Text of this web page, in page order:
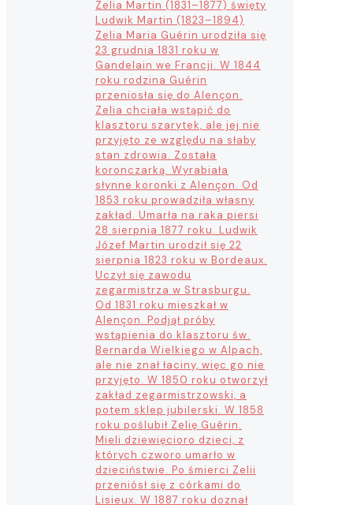
Zelia Martin (1831–1877) święty
Ludwik Martin (1823–1894)
Zelia Maria Guérin urodziła się
23 grudnia 1831 roku w
Gandelain we Francji. W 1844
roku rodzina Guérin
przeniosła się do Alençon.
Zelia chciała wstąpić do
klasztoru szarytek, ale jej nie
przyjęto ze względu na słaby
stan zdrowia. Została
koronczarką. Wyrabiała
słynne koronki z Alençon. Od
1853 roku prowadziła własny
zakład. Umarła na raka piersi
28 sierpnia 1877 roku. Ludwik
Józef Martin urodził się 22
sierpnia 1823 roku w Bordeaux.
Uczył się zawodu
zegarmistrza w Strasburgu.
Od 1831 roku mieszkał w
Alençon. Podjął próby
wstąpienia do klasztoru św.
Bernarda Wielkiego w Alpach,
ale nie znał łaciny, więc go nie
przyjęto. W 1850 roku otworzył
zakład zegarmistrzowski, a
potem sklep jubilerski. W 1858
roku poślubił Zelię Guérin.
Mieli dziewięcioro dzieci, z
których czworo umarło w
dzieciństwie. Po śmierci Zelii
przeniósł się z córkami do
Lisieux. W 1887 roku doznał